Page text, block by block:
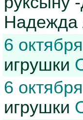
Надежда
6
игрушки
6
игрушки